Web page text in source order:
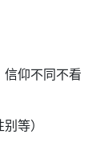
信仰不同不看
等）